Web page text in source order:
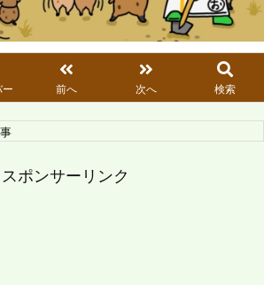
前へ 次へ 検索
スポンサーリンク